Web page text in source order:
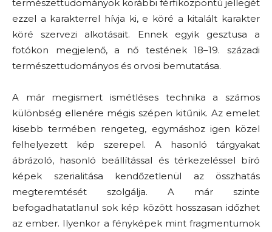
természettudományok korábbi férfiközpontú jellegét
ezzel a karakterrel hívja ki, e köré a kitalált karakter
köré szervezi alkotásait. Ennek egyik gesztusa a
fotókon megjelenő, a nő testének 18–19. századi
természettudományos és orvosi bemutatása.
A már megismert ismétléses technika a számos
különbség ellenére mégis szépen kitűnik. Az emelet
kisebb termében rengeteg, egymáshoz igen közel
felhelyezett kép szerepel. A hasonló tárgyakat
ábrázoló, hasonló beállítással és térkezeléssel bíró
képek szerialitása kendőzetlenül az összhatás
megteremtését szolgálja. A már szinte
befogadhatatlanul sok kép között hosszasan időzhet
az ember. Ilyenkor a fényképek mint fragmentumok